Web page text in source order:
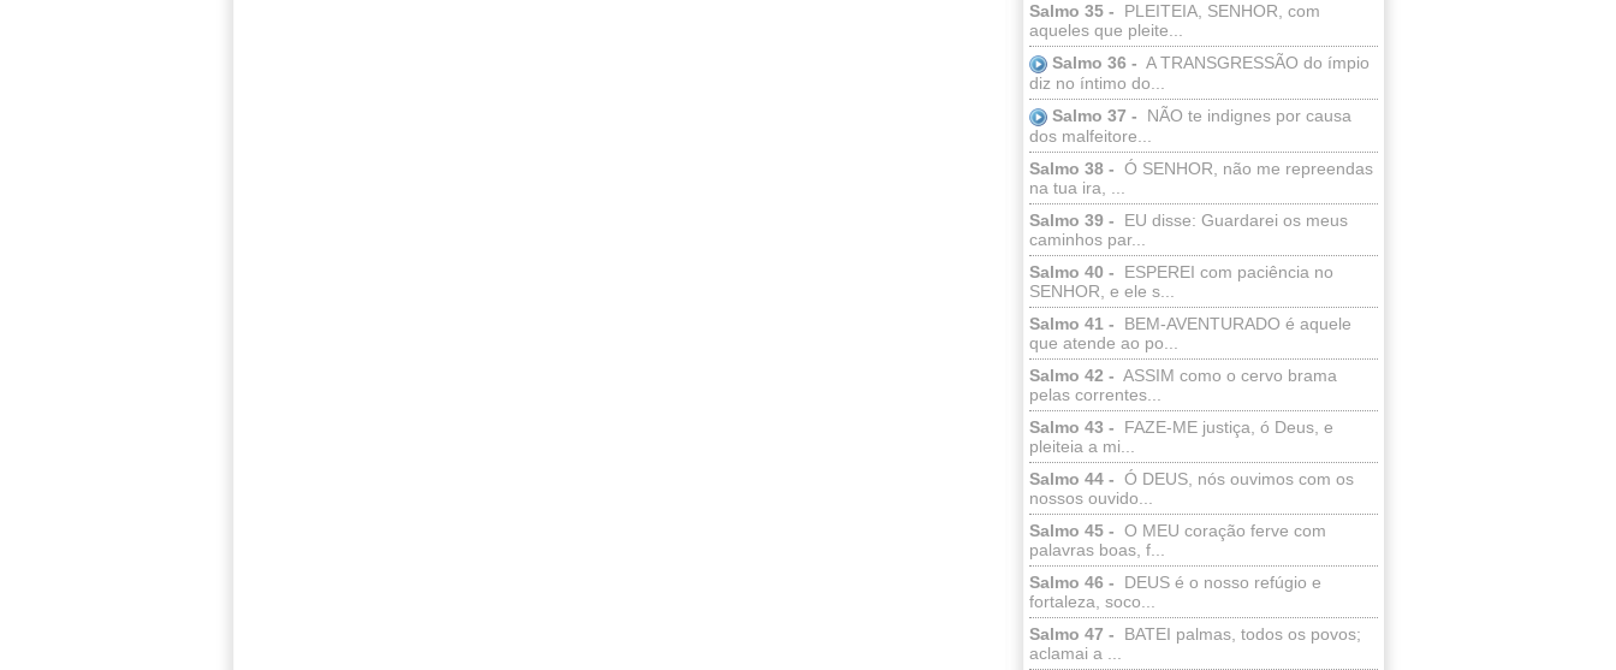
Salmo 35 -
PLEITEIA, SENHOR, com
aqueles que pleite...
Salmo 36 - A TRANSGRESSÃO do ímpio
diz no íntimo do...
Salmo 37 -
NÃO te indignes por causa
dos malfeitore...
Salmo 38 - Ó SENHOR, não me repreendas
na tua ira, ...
Salmo 39 -
EU disse: Guardarei os meus
caminhos par...
Salmo 40 -
ESPEREI com paciência no
SENHOR, e ele s...
Salmo 41 -
BEM-AVENTURADO é aquele
que atende ao po...
Salmo 42 - ASSIM como o cervo brama
pelas correntes...
Salmo 43 -
FAZE-ME justiça, ó Deus, e
pleiteia a mi...
Salmo 44 - Ó DEUS, nós ouvimos com os
nossos ouvido...
Salmo 45 - O MEU coração ferve com
palavras boas, f...
Salmo 46 -
DEUS é o nosso refúgio e
fortaleza, soco...
Salmo 47 -
BATEI palmas, todos os povos;
aclamai a ...